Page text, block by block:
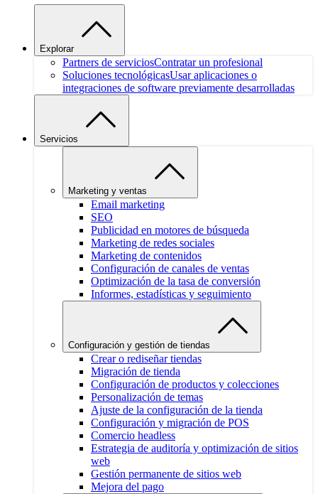
Explorar
Partners de serviciosContratar un profesional
Soluciones tecnológicasUsar aplicaciones o
integraciones de software previamente desarrolladas
Servicios
Marketing y ventas
Email marketing
SEO
Publicidad en motores de búsqueda
Marketing de redes sociales
Marketing de contenidos
Configuración de canales de ventas
Optimización de la tasa de conversión
Informes, estadísticas y seguimiento
Configuración y gestión de tiendas
Crear o rediseñar tiendas
Migración de tienda
Configuración de productos y colecciones
Personalización de temas
Ajuste de la configuración de la tienda
Configuración y migración de POS
Comercio headless
Estrategia de auditoría y optimización de sitios
web
Gestión permanente de sitios web
Mejora del pago